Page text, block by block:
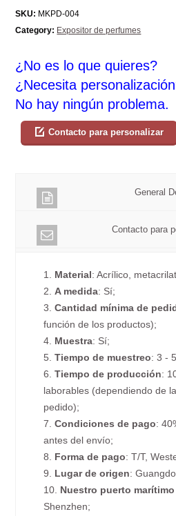
SKU: MKPD-004
Category: Expositor de perfumes
¿No es lo que quieres?
¿Necesita
No hay ningún problema.
Contacto para personalizar
General
Contacto para
1. Material: Acrílico,
2. A medida: Sí;
3.Cantidad mínima de
función de los productos);
4. Muestra: Sí;
5. Tiempo de muestreo: 3 -
6.Tiempo de producción:
laborables (dependiendo de
pedido);
7.Condiciones de pago:
antes del envío;
8. Forma de pago: T/T,
9. Lugar de origen:
10. Nuestro puerto
Shenzhen;